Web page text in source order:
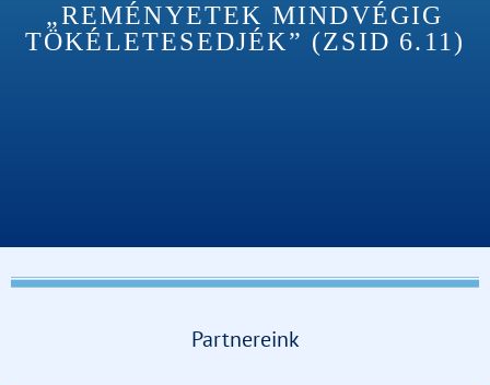
„REMÉNYETEK MINDVÉGIG
TÖKÉLETESEDJÉK” (ZSID 6.11)
Partnereink